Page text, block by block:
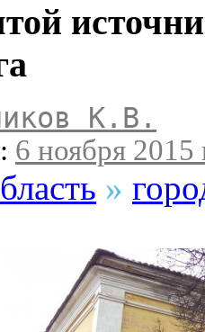
К.В.
6 ноября 2015
»